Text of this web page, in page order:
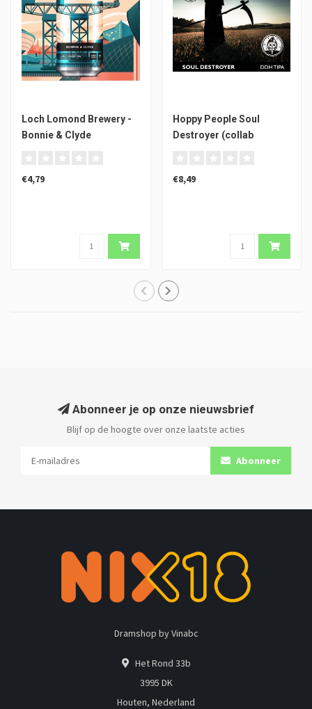
Loch Lomond Brewery -
Bonnie & Clyde
€4,79
Hoppy People Soul
Destroyer (collab
€8,49
Abonneer je op onze nieuwsbrief
Blijf op de hoogte over onze laatste acties
Abonneer
Dramshop by Vinabc
Het Rond 33b
3995 DK
Houten, Nederland